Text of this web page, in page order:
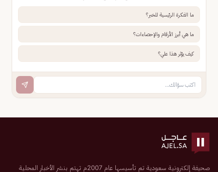
ما الفكرة الرئيسية للخبر؟
ما هي أبرز الأرقام والإحصاءات؟
كيف يؤثر هذا علي؟
صحيفة إلكترونية سعودية تم تأسيسها عام 2007م تهتم بنشر الأخبار المحلية